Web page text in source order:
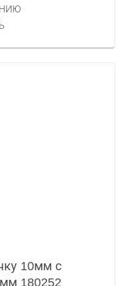
10мм с
180252